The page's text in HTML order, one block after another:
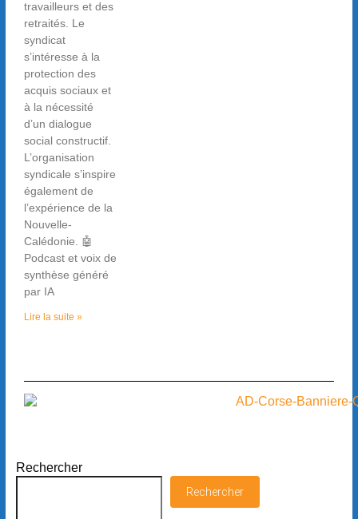
travailleurs et des
retraités. Le
syndicat
s’intéresse à la
protection des
acquis sociaux et
à la nécessité
d’un dialogue
social constructif.
L’organisation
syndicale s’inspire
également de
l’expérience de la
Nouvelle-
Calédonie. 🤖
Podcast et voix de
synthèse généré
par IA
Lire la suite »
Rechercher
Rechercher